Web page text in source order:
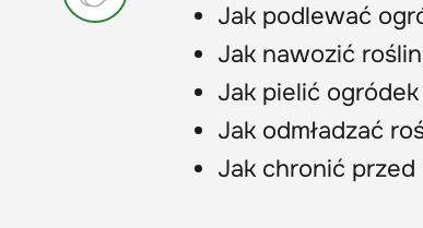
Jak podlewać
Jak nawozić
Jak pielić
Jak odmładzać
Jak chronić przed